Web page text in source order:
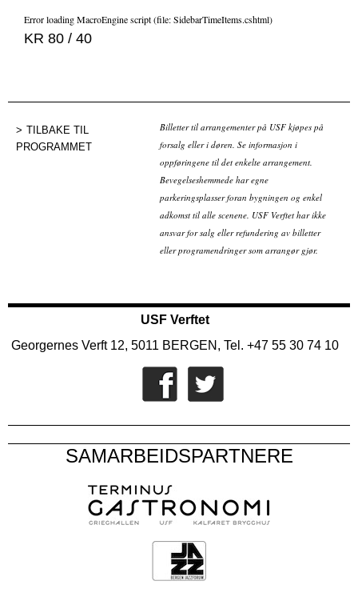
Error loading MacroEngine script (file: SidebarTimeItems.cshtml)
KR 80 / 40
TILBAKE TIL
PROGRAMMET
Billetter til arrangementer på USF kjøpes på
forsalg eller i døren. Se informasjon i
oppføringene til det enkelte arrangement.
Bevegelseshemmede har egne
parkeringsplasser foran bygningen og enkel
adkomst til alle scenene. USF Verftet har ikke
ansvar for salg eller refundering av billetter
eller programendringer som arrangør gjør.
USF Verftet
Georgernes Verft 12, 5011 BERGEN, Tel. +47 55 30 74 10
SAMARBEIDSPARTNERE